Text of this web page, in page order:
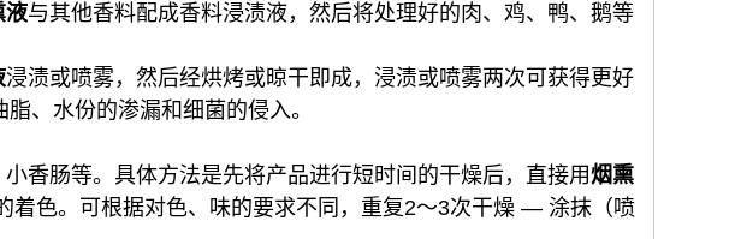
液与其他香料配成香料浸渍液，然后将处理好的肉、鸡、鸭、鹅等
浸渍或喷雾，然后经烘烤或晾干即成，浸渍或喷雾两次可获得更好
、水份的渗漏和细菌的侵入。
香肠等。具体方法是先将产品进行短时间的干燥后，直接用烟熏
着色。可根据对色、味的要求不同，重复2～3次干燥 — 涂抹（喷